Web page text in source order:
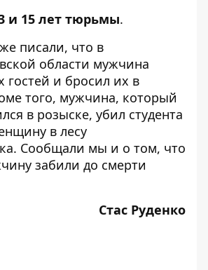
и 15 лет тюрьмы.
писали, что в
области мужчина
гостей и бросил их в
того, мужчина, который
в розыске, убил студента
в лесу
. Сообщали мы и о том, что
забили до смерти
Стас Руденко